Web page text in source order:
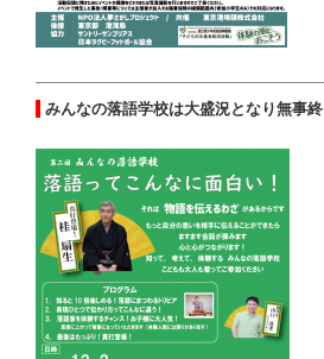
みんなの落語学校は大盛況となり無事